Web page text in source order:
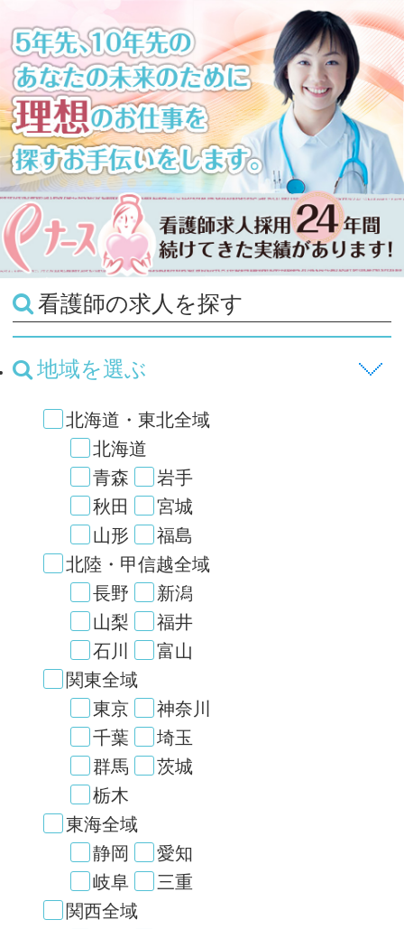
看護師の求人を探す
地域を選ぶ
北海道・東北全域
北海道
青森
岩手
秋田
宮城
山形
福島
北陸・甲信越全域
長野
新潟
山梨
福井
石川
富山
関東全域
東京
神奈川
千葉
埼玉
群馬
茨城
栃木
東海全域
静岡
愛知
岐阜
三重
関西全域